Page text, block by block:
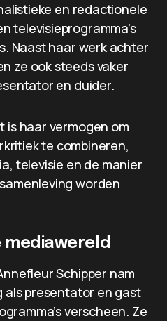
en redactionele
televisieprogramma’s
Naast haar werk achter
ze ook steeds vaker
en duider.
is haar vermogen om
te combineren,
televisie en de manier
worden
mediawereld
Schipper nam
presentator en gast
verscheen. Ze